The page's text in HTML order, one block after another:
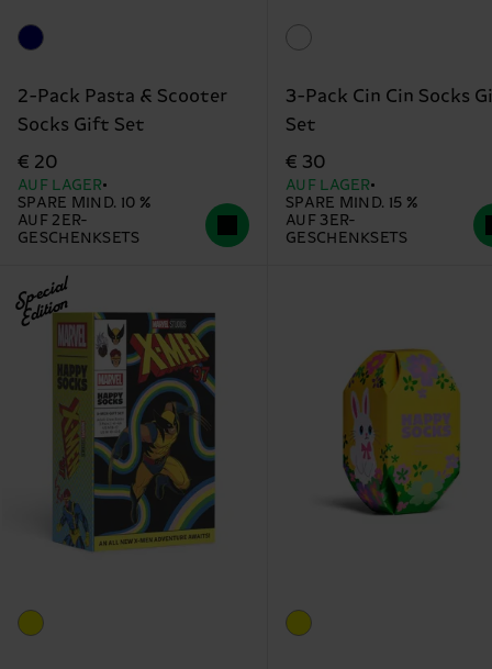
2-Pack Pasta & Scooter
Socks Gift Set
€ 20
AUF LAGER
SPARE MIND. 10 %
AUF 2ER-
GESCHENKSETS
3-Pack Cin Cin Socks
Set
€ 30
AUF LAGER
SPARE MIND. 15 %
AUF 3ER-
GESCHENKSETS
Special
Edition